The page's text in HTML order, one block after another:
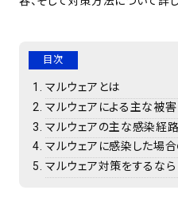
目次
マルウェアとは
マルウェアによる主な被害
マルウェアの主な感染経路
マルウェアに感染した場
マルウェア対策をするなら